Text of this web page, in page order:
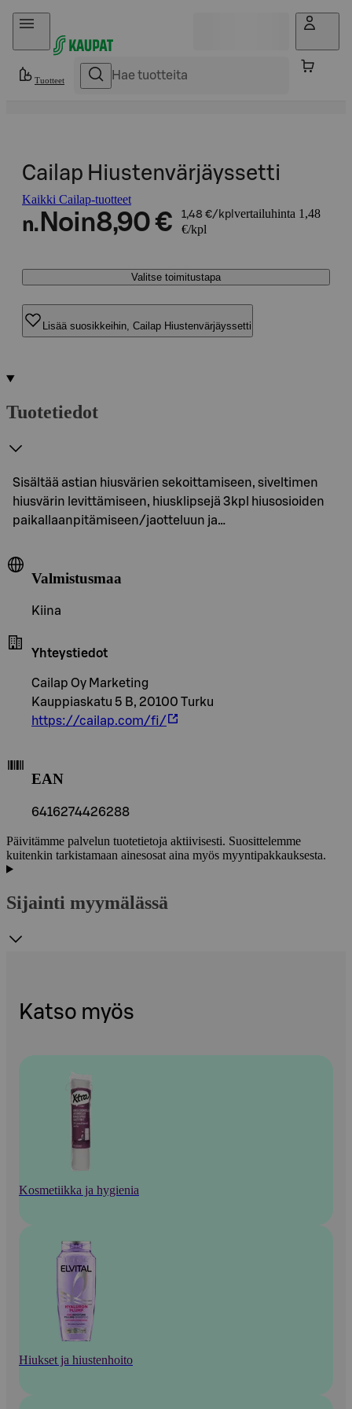
Hyppää sisältöön
Tuotteet
Cailap Hiustenvärjäyssetti
Kaikki Cailap-tuotteet
n. Noin8,90 € 1,48 €/kpl vertailuhinta 1,48
€/kpl
Valitse toimitustapa
Lisää suosikkeihin, Cailap Hiustenvärjäyssetti
Tuotetiedot
Sisältää astian hiusvärien sekoittamiseen, siveltimen
hiusvärin levittämiseen, hiusklipsejä 3kpl hiusosioiden
paikallaanpitämiseen/jaotteluun ja…
Valmistusmaa
Kiina
Yhteystiedot
Cailap Oy Marketing
Kauppiaskatu 5 B, 20100 Turku
https://cailap.com/fi/
EAN
6416274426288
Päivitämme palvelun tuotetietoja aktiivisesti. Suosittelemme
kuitenkin tarkistamaan ainesosat aina myös myyntipakkauksesta.
Sijainti myymälässä
Katso myös
Kosmetiikka ja hygienia
Hiukset ja hiustenhoito